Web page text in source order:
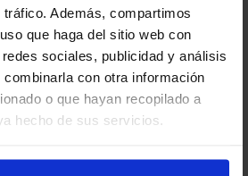
Además, compartimos
que haga del sitio web con
sociales, publicidad y análisis
con otra información
o que hayan recopilado a
hecho de sus servicios.
fuertemente asociadas
todavía hubo un tamaño del
para la psicopatología
del juego en el seguimiento
ya presentaban síntomas de